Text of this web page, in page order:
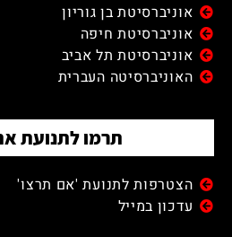
אוניברסיטת בן גוריון
אוניברסיטת חיפה
אוניברסיטת תל אביב
האוניברסיטה העברית
תרמו לתנועת
הצטרפות לתנועת 'אם תרצו'
עדכון במייל